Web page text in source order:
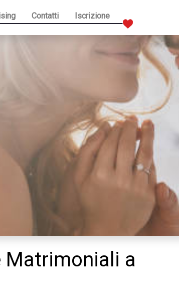
Contatti Iscrizione
Matrimoniali a